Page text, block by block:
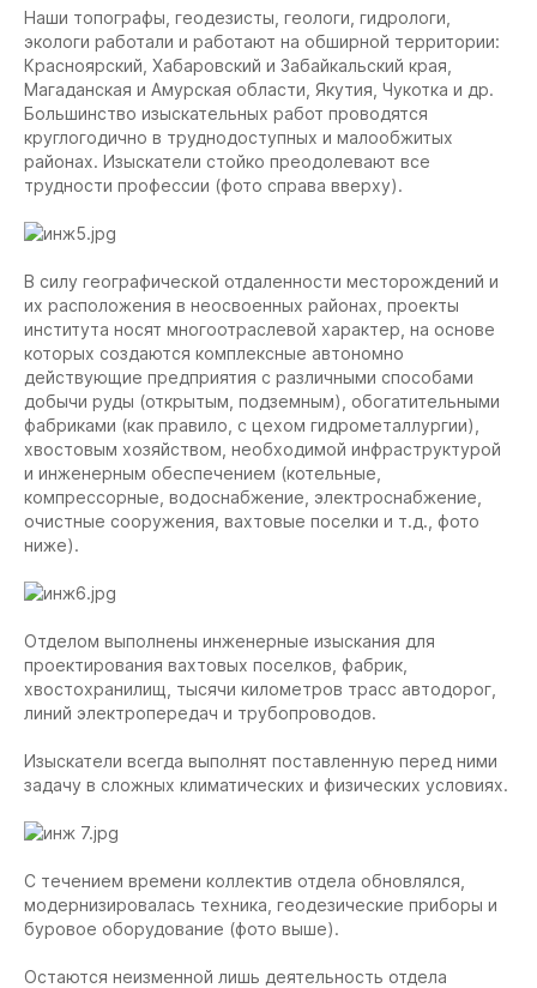
Наши топографы, геодезисты, геологи, гидрологи,
экологи работали и работают на обширной территории:
Красноярский, Хабаровский и Забайкальский края,
Магаданская и Амурская области, Якутия, Чукотка и др.
Большинство изыскательных работ проводятся
круглогодично в труднодоступных и малообжитых
районах. Изыскатели стойко преодолевают все
трудности профессии (фото справа вверху).
В силу географической отдаленности месторождений и
их расположения в неосвоенных районах, проекты
института носят многоотраслевой характер, на основе
которых создаются комплексные автономно
действующие предприятия с различными способами
добычи руды (открытым, подземным), обогатительными
фабриками (как правило, с цехом гидрометаллургии),
хвостовым хозяйством, необходимой инфраструктурой
и инженерным обеспечением (котельные,
компрессорные, водоснабжение, электроснабжение,
очистные сооружения, вахтовые поселки и т.д., фото
ниже).
Отделом выполнены инженерные изыскания для
проектирования вахтовых поселков, фабрик,
хвостохранилищ, тысячи километров трасс автодорог,
линий электропередач и трубопроводов.
Изыскатели всегда выполнят поставленную перед ними
задачу в сложных климатических и физических условиях.
С течением времени коллектив отдела обновлялся,
модернизировалась техника, геодезические приборы и
буровое оборудование (фото выше).
Остаются неизменной лишь деятельность отдела